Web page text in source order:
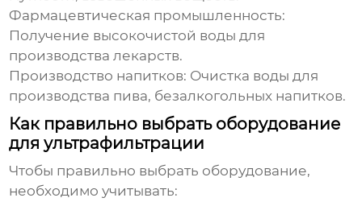
Фармацевтическая промышленность:
Получение высокочистой воды для
производства лекарств.
Производство напитков: Очистка воды для
производства пива, безалкогольных напитков.
Как правильно выбрать оборудование
для ультрафильтрации
Чтобы правильно выбрать оборудование,
необходимо учитывать: